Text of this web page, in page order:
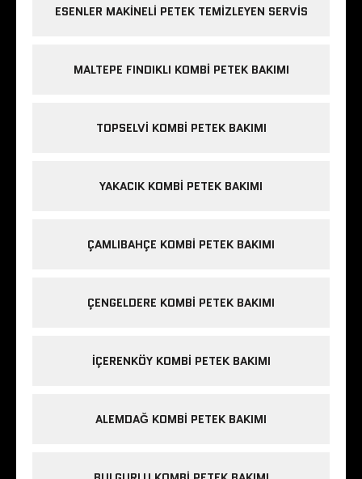
ESENLER MAKINELI PETEK TEMIZLEYEN SERVIS
MALTEPE FINDIKLI KOMBI PETEK BAKIMI
TOPSELVI KOMBI PETEK BAKIMI
YAKACIK KOMBI PETEK BAKIMI
ÇAMLIBAHÇE KOMBI PETEK BAKIMI
ÇENGELDERE KOMBI PETEK BAKIMI
IÇERENKÖY KOMBI PETEK BAKIMI
ALEMDAĞ KOMBI PETEK BAKIMI